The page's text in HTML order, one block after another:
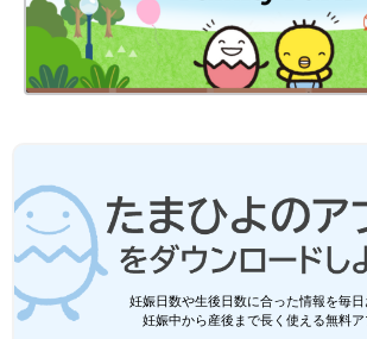
妊娠日数や生後日数に合った情報を毎日
妊娠中から産後まで長く使える無料ア